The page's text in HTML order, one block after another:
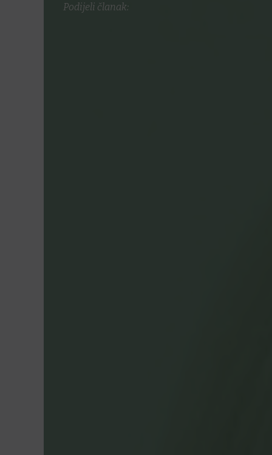
Podijeli članak: